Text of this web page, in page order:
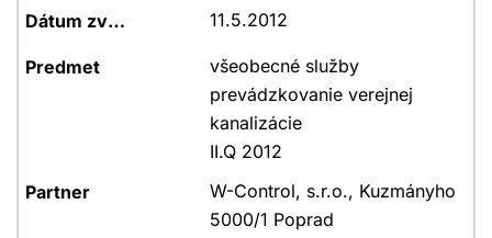
11.5.2012
všeobecné služby
prevádzkovanie verejnej
kanalizácie
II.Q 2012
W-Control, s.r.o., Kuzmányho
5000/1 Poprad